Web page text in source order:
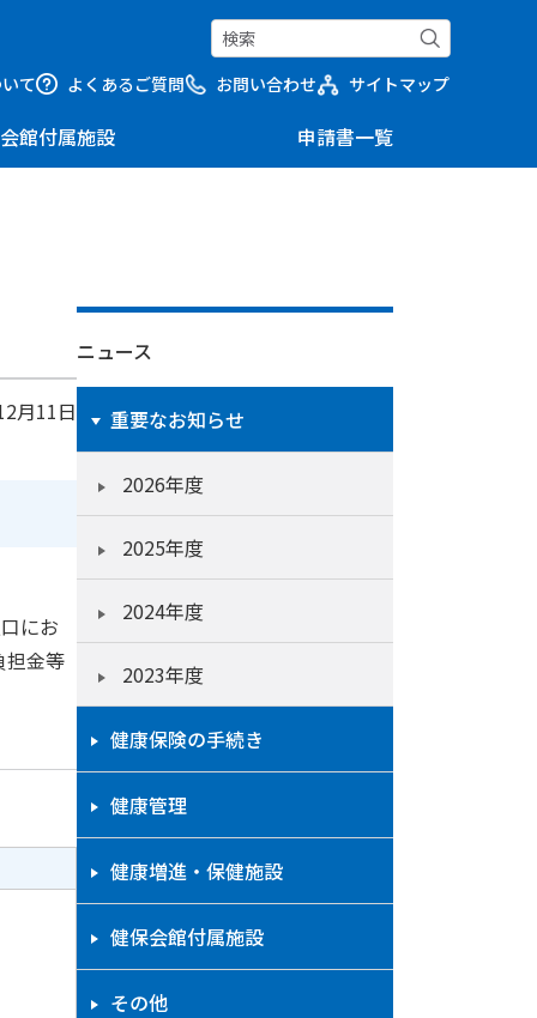
て よくあるご質問 お問い合わせ サイトマップ
館付属施設 申請書一覧
月11日
にお
担金等
ニュース
重要なお知らせ
2026年度
2025年度
2024年度
2023年度
健康保険の手続き
健康管理
健康増進・保健施設
健保会館付属施設
その他